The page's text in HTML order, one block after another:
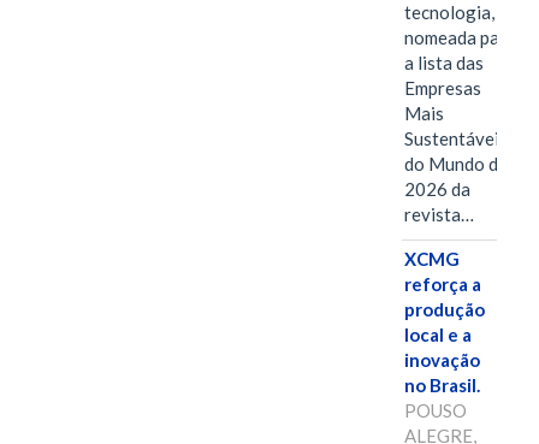
tecnologia, foi
nomeada para
a lista das
Empresas
Mais
Sustentáveis
do Mundo de
2026 da
revista…
XCMG
reforça a
produção
local e a
inovação
no Brasil.
POUSO
ALEGRE,